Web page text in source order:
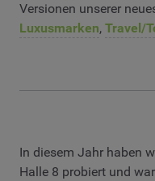
Versionen unserer
Luxusmarken, Travel/
In diesem Jahr haben
Halle 8 probiert und